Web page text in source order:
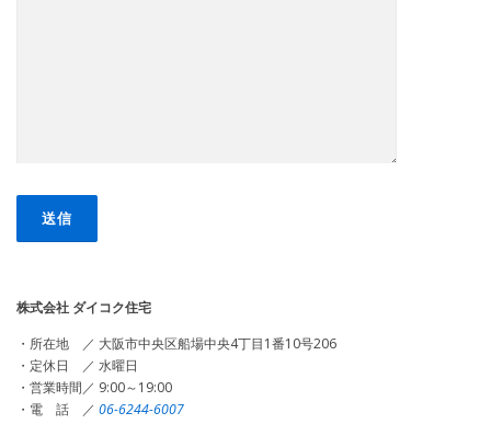
株式会社 ダイコク住宅
・所在地 ／ 大阪市中央区船場中央4丁目1番10号206
・定休日 ／ 水曜日
・営業時間／ 9:00～19:00
・電 話 ／ 06-6244-6007